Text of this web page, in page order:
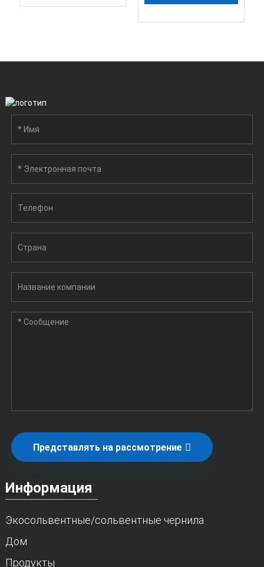
требующий печатной
для мобильных
и т.д.
Представлять на рассмотрение
Информация
Экосольвентные/сольвентные чернила
Дом
Продукты